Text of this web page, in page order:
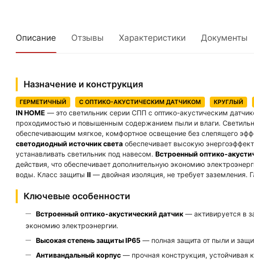
Описание Отзывы Характеристики Документы
Назначение и конструкция
ГЕРМЕТИЧНЫЙ С ОПТИКО-АКУСТИЧЕСКИМ ДАТЧИКОМ КРУГЛЫЙ
IN HOME — это светильник серии СПП с оптико-акустическим
проходимостью и повышенным содержанием пыли и влаги.
обеспечивающим мягкое, комфортное освещение без слепящего
светодиодный источник света обеспечивает высокую
устанавливать светильник под навесом. Встроенный оптико-
действия, что обеспечивает дополнительную экономию
воды. Класс защиты II — двойная изоляция, не требует заземления.
Ключевые особенности
Встроенный оптико-акустический датчик — активируется в
экономию электроэнергии.
Высокая степень защиты IP65 — полная защита от пыли и
Антивандальный корпус — прочная конструкция,